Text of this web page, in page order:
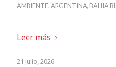
AMBIENTE,ARGENTINA, BAHIA
Leer más
21 julio, 2026